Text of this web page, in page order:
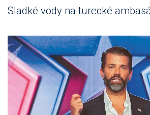
Sladké vody na turecké